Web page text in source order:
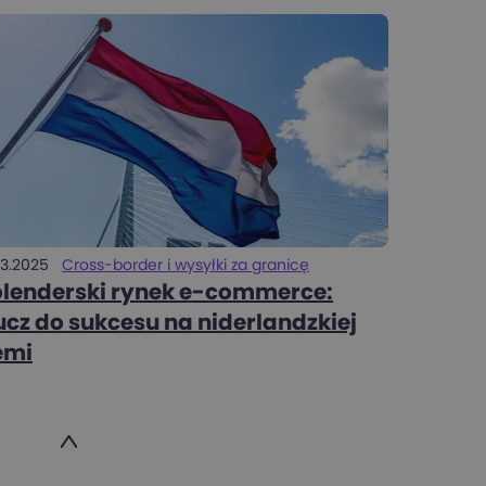
Cross-border i wysyłki za granicę
rynek e-commerce:
do sukcesu na niderlandzkiej